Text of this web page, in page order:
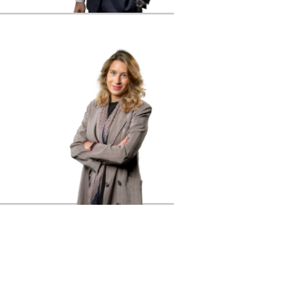
Paula Alonso Barrera
da Ordem dos Advogados de
Madrid
Laboral
paula.alonso@uria.com
+34915860400